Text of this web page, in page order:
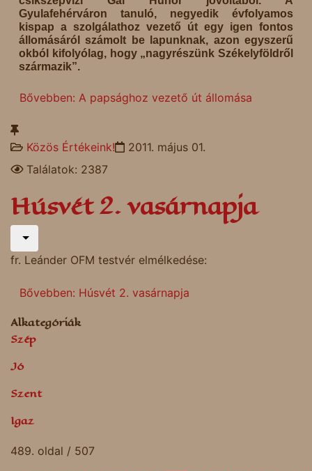
Gyulafehérváron tanuló, negyedik évfolyamos
kispap a szolgálathoz vezető út egy igen fontos
állomásáról számolt be lapunknak, azon egyszerű
okból kifolyólag, hogy „nagyrészünk Székelyföldről
származik”.
Bővebben: A papsághoz vezető út állomása
Közös Értékeink!
2011. május 01.
Találatok: 2387
Húsvét 2. vasárnapja
fr. Leánder OFM testvér elmélkedése:
Bővebben: Húsvét 2. vasárnapja
Alkategóriák
Szép
Jó
Szent
Igaz
489. oldal / 507